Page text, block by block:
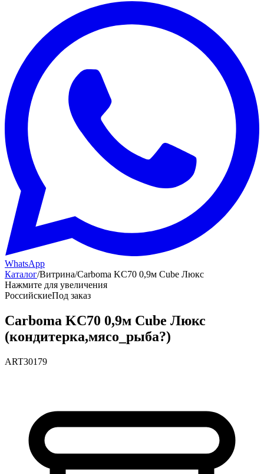
WhatsApp
Каталог/Витрина/Carboma KC70 0,9м Cube Люкс
Нажмите для увеличения
РоссийскиеПод заказ
Carboma KC70 0,9м Cube Люкс
(кондитерка,мясо_рыба?)
ART30179